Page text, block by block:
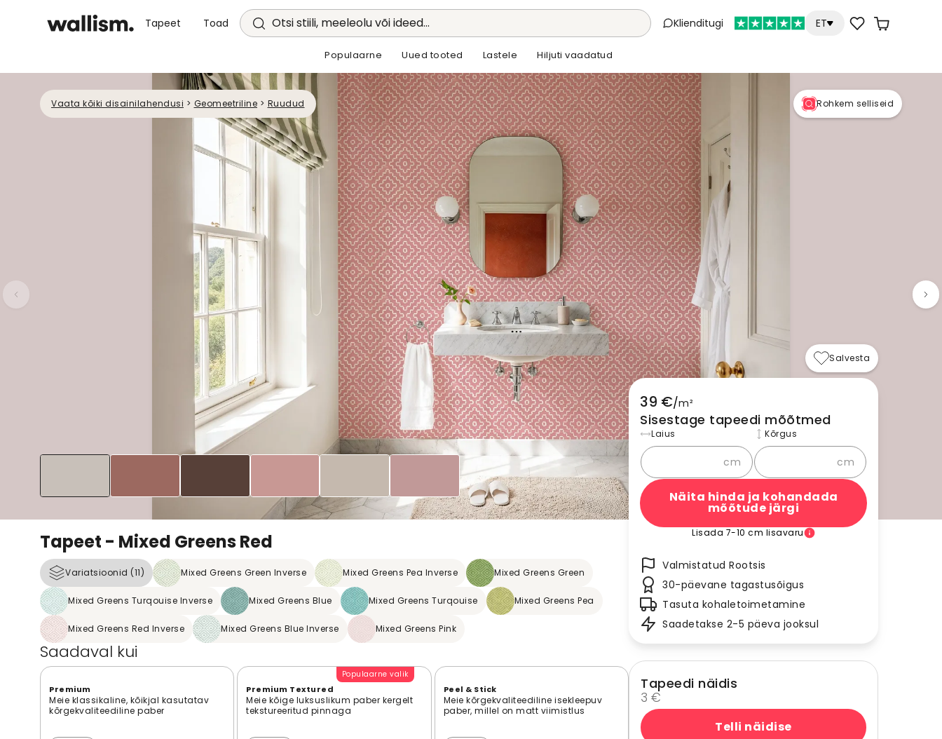
Tapeet Toad Otsi stiili, meeleolu või ideed... Klienditugi ET
Populaarne Uued tooted Lastele Hiljuti vaadatud
Vaata kõiki disainilahendusi > Geomeetriline > Ruudud Rohkem selliseid
Tapeet - Mixed Greens Red
Variatsioonid (11) Mixed Greens Green Inverse Mixed Greens Pea Inverse Mixed Greens Green
Mixed Greens Turqouise Inverse Mixed Greens Blue Mixed Greens Turqouise Mixed Greens Pea
Mixed Greens Red Inverse Mixed Greens Blue Inverse Mixed Greens Pink
Saadaval kui
Premium
Meie klassikaline, kõikjal kasutatav
kõrgekvaliteediline paber
Populaarne valik
Premium Textured
Meie kõige luksuslikum paber kergelt
tekstureeritud pinnaga
Peel & Stick
Meie kõrgekvaliteediline isekleepuv
paber, millel on matt viimistlus
Salvesta
39 €/m²
Sisestage tapeedi mõõtmed
Laius
cm
Kõrgus
cm
Näita hinda ja kohandada
mõõtude järgi
Lisada 7-10 cm lisavaru
Valmistatud Rootsis
30-päevane tagastusõigus
Tasuta kohaletoimetamine
Saadetakse 2-5 päeva jooksul
Tapeedi näidis
3 €
Telli näidise